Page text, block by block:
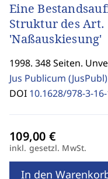
Eine
Struktur des Art.
'Naßauskiesung'
1998. 348 Seiten.
Jus Publicum (JusPubl)
DOI 10.1628/978-3-
inkl. gesetzl. MwSt.
In den